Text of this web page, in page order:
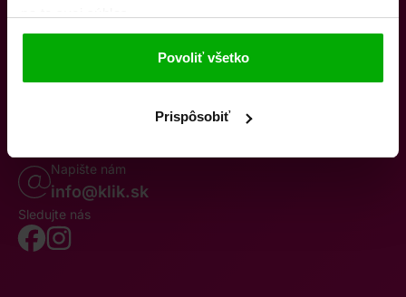
Povoliť všetko
Prispôsobiť
O násKontaktyK stiahnutiuObchodné podmienky
Odstúpenie od zmluvy
Oznámenie o cezhraničnej fúziiReklamačný poriadok
Volajte po–pia 8–19
Napište nám
info@klik.sk
Sledujte nás